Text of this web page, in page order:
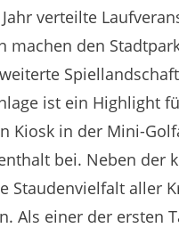
verteilte
machen den
ist ein Highlight
Kiosk in der Mini-
bei. Neben der
Staudenvielfalt aller
Als einer der ersten